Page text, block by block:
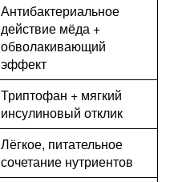
Антибактериальное
действие мёда +
обволакивающий
эффект
Триптофан + мягкий
инсулиновый отклик
Лёгкое, питательное
сочетание нутриентов